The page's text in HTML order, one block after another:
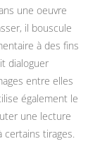
une oeuvre
il bouscule
à des fins
dialoguer
entre elles
également le
une lecture
tirages.